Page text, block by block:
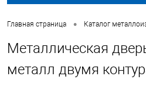
Главная страница • Каталог
Металлическая
металл двумя